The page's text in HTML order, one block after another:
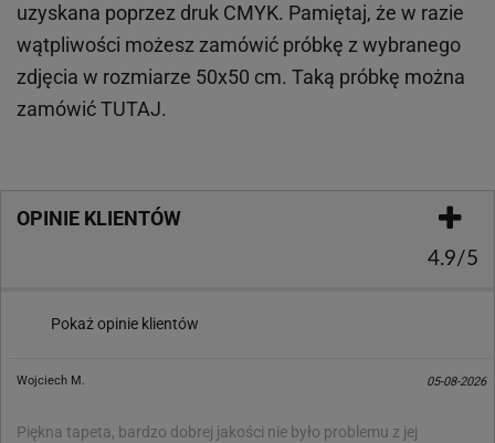
uzyskana poprzez druk CMYK. Pamiętaj, że w razie
wątpliwości możesz zamówić próbkę z wybranego
zdjęcia w rozmiarze 50x50 cm. Taką próbkę można
zamówićTUTAJ.
OPINIE KLIENTÓW
4.9/5
Pokaż opinie klientów
Wojciech M. 05-08-2026
Piękna tapeta, bardzo dobrej jakości nie było problemu z jej